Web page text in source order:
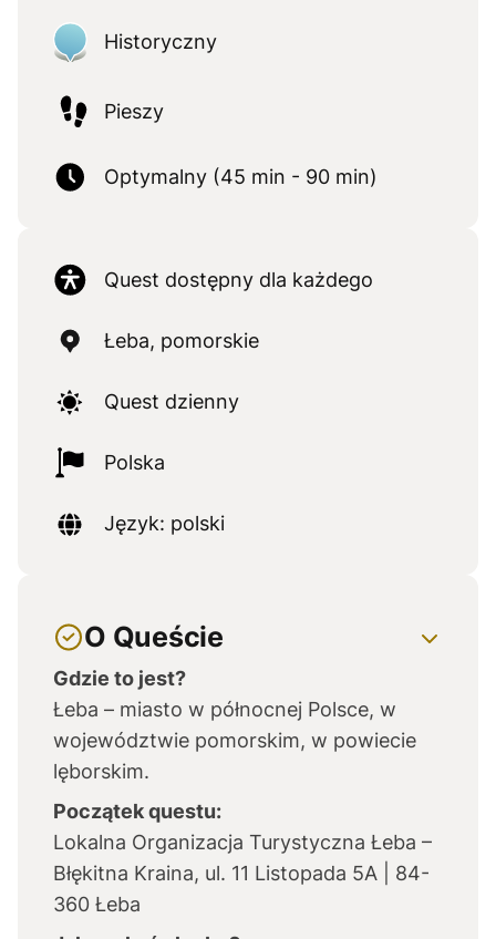
Historyczny
Pieszy
Optymalny (45 min - 90 min)
Quest dostępny dla każdego
Łeba, pomorskie
Quest dzienny
Polska
Język: polski
O Queście
Gdzie to jest?
Łeba – miasto w północnej Polsce, w
województwie pomorskim, w powiecie
lęborskim.
Początek questu:
Lokalna Organizacja Turystyczna Łeba –
Błękitna Kraina, ul. 11 Listopada 5A | 84-
360 Łeba